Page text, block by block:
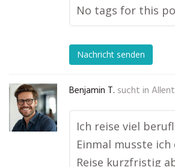
No tags for this
Nachricht senden
Benjamin T. sucht in
Ich reise viel
Einmal musste
Reise kurzfristig